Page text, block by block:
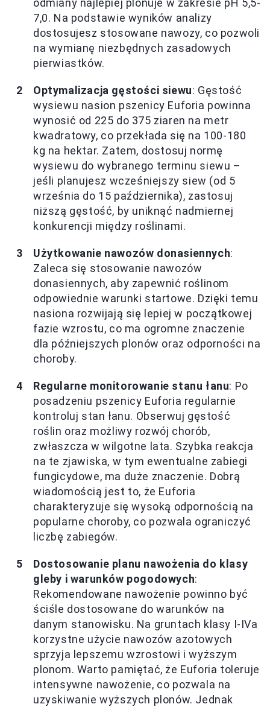
7,0. Na podstawie wyników analizy
dostosujesz stosowane nawozy, co pozwoli
na wymianę niezbędnych zasadowych
pierwiastków.
Optymalizacja gęstości siewu: Gęstość
wysiewu nasion pszenicy Euforia powinna
wynosić od 225 do 375 ziaren na metr
kwadratowy, co przekłada się na 100-180
kg na hektar. Zatem, dostosuj normę
wysiewu do wybranego terminu siewu –
jeśli planujesz wcześniejszy siew (od 5
września do 15 października), zastosuj
niższą gęstość, by uniknąć nadmiernej
konkurencji między roślinami.
Użytkowanie nawozów donasiennych:
Zaleca się stosowanie nawozów
donasiennych, aby zapewnić roślinom
odpowiednie warunki startowe. Dzięki temu
nasiona rozwijają się lepiej w początkowej
fazie wzrostu, co ma ogromne znaczenie
dla późniejszych plonów oraz odporności na
choroby.
Regularne monitorowanie stanu łanu: Po
posadzeniu pszenicy Euforia regularnie
kontroluj stan łanu. Obserwuj gęstość
roślin oraz możliwy rozwój chorób,
zwłaszcza w wilgotne lata. Szybka reakcja
na te zjawiska, w tym ewentualne zabiegi
fungicydowe, ma duże znaczenie. Dobrą
wiadomością jest to, że Euforia
charakteryzuje się wysoką odpornością na
popularne choroby, co pozwala ograniczyć
liczbę zabiegów.
Dostosowanie planu nawożenia do klasy
gleby i warunków pogodowych:
Rekomendowane nawożenie powinno być
ściśle dostosowane do warunków na
danym stanowisku. Na gruntach klasy I-IVa
korzystne użycie nawozów azotowych
sprzyja lepszemu wzrostowi i wyższym
plonom. Warto pamiętać, że Euforia toleruje
intensywne nawożenie, co pozwala na
uzyskiwanie wyższych plonów. Jednak